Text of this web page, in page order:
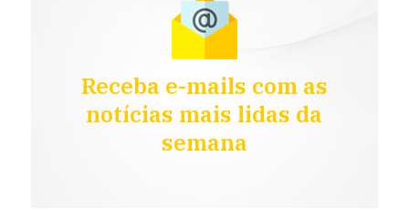
Receba e-mails com as
notícias mais lidas da
semana